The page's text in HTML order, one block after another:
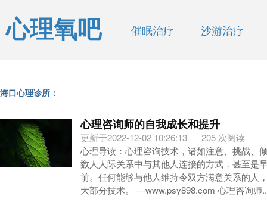
心理氧吧 催眠治疗 沙游治疗
海口心理诊所：
心理咨询师的自我成长和提升
更新于2022-12-02 10:26:13
205 次阅读
心理导读：心理咨询技术，诸如注意、挑战、
数人人际关系中与其他人连接的方式，甚至是
前。任何能够与他人维持令双方满意关系的人
大部分技术。 ---www.psy898.com 心理咨询师